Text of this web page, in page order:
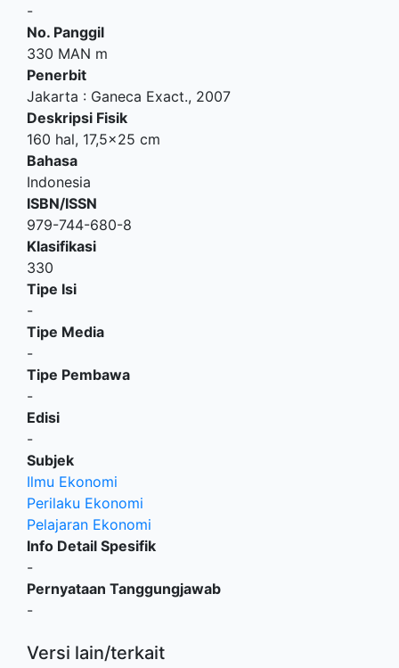
-
No. Panggil
330 MAN m
Penerbit
Jakarta : Ganeca Exact., 2007
Deskripsi Fisik
160 hal, 17,5x25 cm
Bahasa
Indonesia
ISBN/ISSN
979-744-680-8
Klasifikasi
330
Tipe Isi
-
Tipe Media
-
Tipe Pembawa
-
Edisi
-
Subjek
Ilmu Ekonomi
Perilaku Ekonomi
Pelajaran Ekonomi
Info Detail Spesifik
-
Pernyataan Tanggungjawab
-
Versi lain/terkait